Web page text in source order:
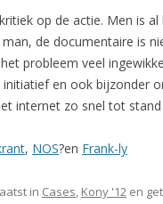
op de actie. Men is
de documentaire is
probleem veel
en ook bijzonder
internet zo snel tot
, NOS?en Frank-ly
in Cases, Kony '12 en